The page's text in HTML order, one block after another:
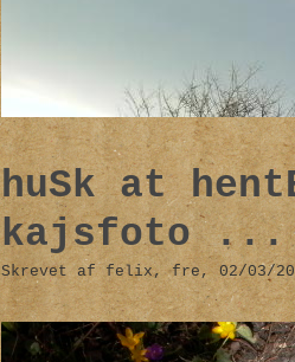
huSk at
kajsfoto ...
Skrevet af felix, fre, 02/03/